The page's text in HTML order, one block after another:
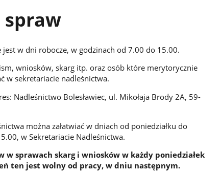
spraw
jest w dni robocze, w godzinach od 7.00 do 15.00.
wniosków, skarg itp. oraz osób które merytorycznie
w sekretariacie nadleśnictwa.
Nadleśnictwo Bolesławiec, ul. Mikołaja Brody 2A, 59-
można załatwiać w dniach od poniedziałku do
w Sekretariacie Nadleśnictwa.
sprawach skarg i wniosków w każdy poniedziałek
ten jest wolny od pracy, w dniu następnym.